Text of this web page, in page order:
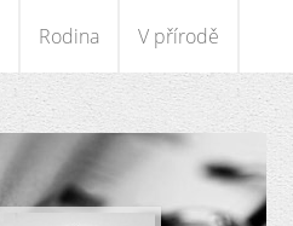
Rodina V přírodě